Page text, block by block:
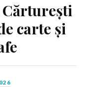
Cărturești
carte și